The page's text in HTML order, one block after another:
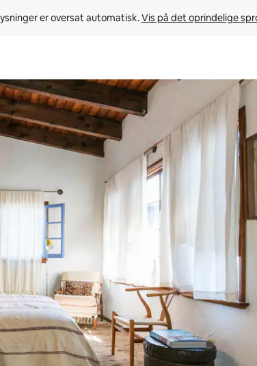
er oversat automatisk. Vis på det oprindelige
op og ned eller se mere ved at trykke eller stryge.